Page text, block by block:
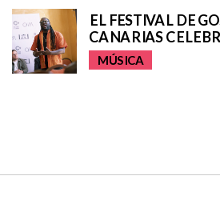
EL FESTIVAL DE
CANARIAS
MÚSICA